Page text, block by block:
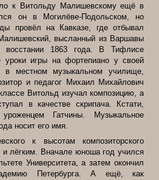
к Витольду Малишевскому ещё в
он в Могилёве-Подольском, но
провёл на Кавказе, где отбывал
высланный из Варшавы
восстании 1863 года. В Тифлисе
уроки игры на фортепиано у своей
местном музыкальном училище,
и педагог Михаил Михайлович
Витольд изучал композицию, а
в качестве скрипача. Кстати,
Гатчины. Музыкальное
носит его имя.
к высотам композиторского
лёгким. Вначале юноша год учился
Университета, а затем окончил
Петербурга. А ещё, как